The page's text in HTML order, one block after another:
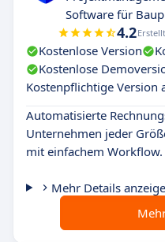
Software für
4.2
Kostenlose Version
Kostenlose
Kostenpflichtige Version
Automatisierte
Unternehmen jeder
mit einfachem Workflow.
Mehr Details